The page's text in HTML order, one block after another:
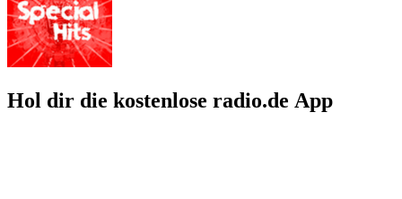
Hol dir die kostenlose radio.de App